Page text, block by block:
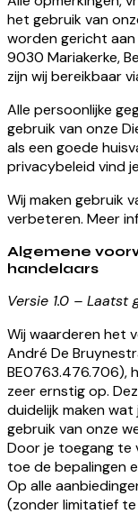
het gebruik van
worden gericht aan
9030 Mariakerke,
zijn wij bereikbaar
Alle persoonlijke
gebruik van onze
als een goede
privacybeleid vind je
Wij maken gebruik
verbeteren. Meer
Algemene
handelaars
Versie 1.0 – Laatst
Wij waarderen het
André De
BE0763.476.706),
zeer ernstig op.
duidelijk maken
gebruik van onze
Door je toegang te
toe de bepalingen
Op alle
(zonder limitatief te